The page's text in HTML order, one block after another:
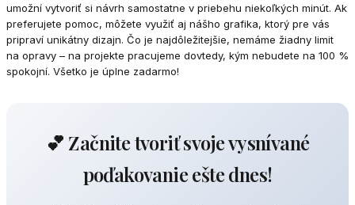
umožní vytvoriť si návrh samostatne v priebehu niekoľkých minút. Ak
preferujete pomoc, môžete využiť aj nášho grafika, ktorý pre vás
pripraví unikátny dizajn. Čo je najdôležitejšie, nemáme žiadny limit
na opravy – na projekte pracujeme dovtedy, kým nebudete na 100 %
spokojní. Všetko je úplne zadarmo!
💕 Začnite tvoriť svoje vysnívané
poďakovanie ešte dnes!